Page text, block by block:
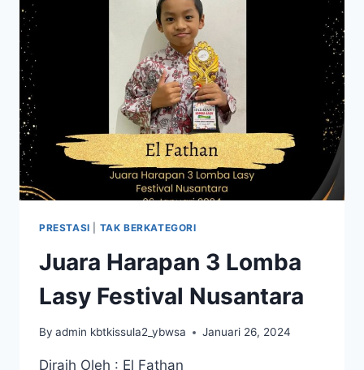
PRESTASI TAK BERKATEGORI
Juara Harapan 3 Lomba
Lasy Festival Nusantara
By admin kbtkissula2_ybwsa Januari 26, 2024
Diraih Oleh : El Fathan